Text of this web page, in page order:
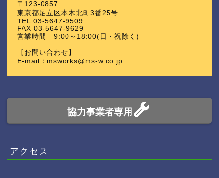
〒123-0857
東京都足立区本木北町3番25号
TEL 03-5647-9509
FAX 03-5647-9629
営業時間 9:00～18:00(日・祝除く)
【お問い合わせ】
E-mail：msworks@ms-w.co.jp
協力事業者専用
アクセス